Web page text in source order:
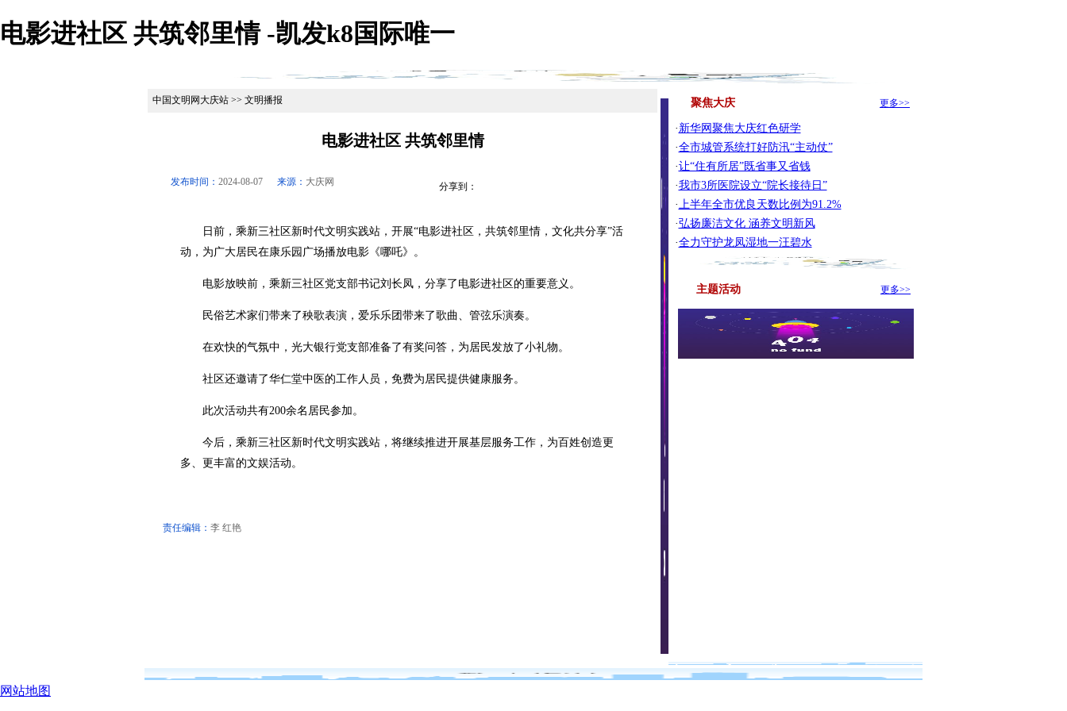
电影进社区 共筑邻里情 -凯发k8国际唯一
中国文明网大庆站 >> 文明播报
电影进社区 共筑邻里情
发布时间： 2024-08-07 来源： 大庆网 分享到：
日前，乘新三社区新时代文明实践站，开展“电影进社区，共筑邻里情，文化共分享”活
动，为广大居民在康乐园广场播放电影《哪吒》。
电影放映前，乘新三社区党支部书记刘长凤，分享了电影进社区的重要意义。
民俗艺术家们带来了秧歌表演，爱乐乐团带来了歌曲、管弦乐演奏。
在欢快的气氛中，光大银行党支部准备了有奖问答，为居民发放了小礼物。
社区还邀请了华仁堂中医的工作人员，免费为居民提供健康服务。
此次活动共有200余名居民参加。
今后，乘新三社区新时代文明实践站，将继续推进开展基层服务工作，为百姓创造更
多、更丰富的文娱活动。
责任编辑： 李 红艳
聚焦大庆 更多>>
· 新华网聚焦大庆红色研学
·全市城管系统打好防汛“主动仗”
·让“住有所居”既省事又省钱
·我市3所医院设立“院长接待日”
· 上半年全市优良天数比例为91.2%
·弘扬廉洁文化 涵养文明新风
·全力守护龙凤湿地一汪碧水
主题活动 更多>>
网站地图